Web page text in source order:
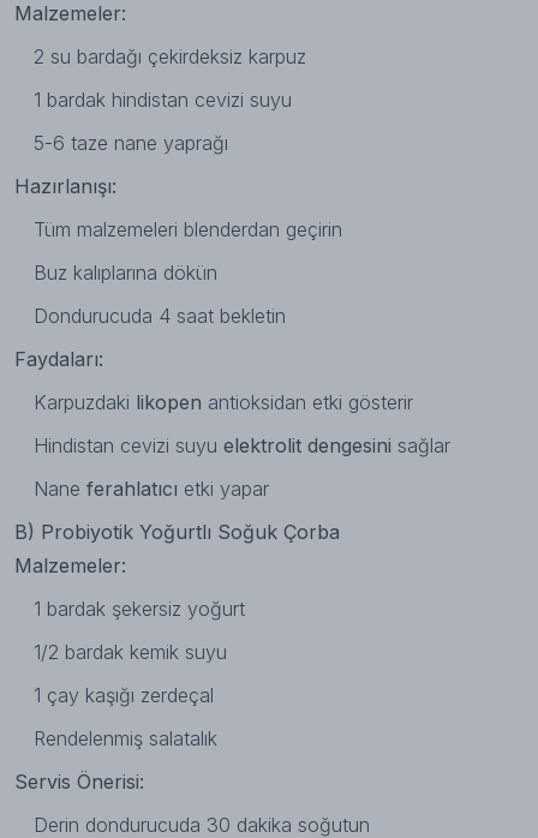
Malzemeler:
2 su bardağı çekirdeksiz karpuz
1 bardak hindistan cevizi suyu
5-6 taze nane yaprağı
Hazırlanışı:
Tüm malzemeleri blenderdan geçirin
Buz kalıplarına dökün
Dondurucuda 4 saat bekletin
Faydaları:
Karpuzdaki likopen antioksidan etki gösterir
Hindistan cevizi suyu elektrolit dengesini sağlar
Nane ferahlatıcı etki yapar
B) Probiyotik Yoğurtlı Soğuk Çorba
Malzemeler:
1 bardak şekersiz yoğurt
1/2 bardak kemik suyu
1 çay kaşığı zerdeçal
Rendelenmiş salatalık
Servis Önerisi:
Derin dondurucuda 30 dakika soğutun